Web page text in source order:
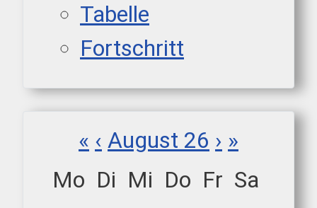
Tabelle
Fortschritt
« ‹ August 26 › »
Mo Di Mi Do Fr Sa